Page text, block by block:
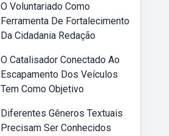
O Voluntariado Como
Ferramenta De Fortalecimento
Da Cidadania Redação
O Catalisador Conectado Ao
Escapamento Dos Veículos
Tem Como Objetivo
Diferentes Gêneros Textuais
Precisam Ser Conhecidos